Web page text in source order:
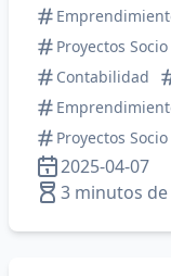
Proyectos
Contabilidad
Proyectos
2025-04-07
3 minutos